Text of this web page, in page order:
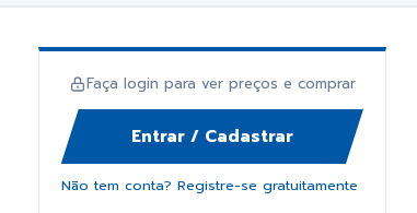
Faça login para ver preços e comprar
Entrar / Cadastrar
Não tem conta? Registre-se gratuitamente